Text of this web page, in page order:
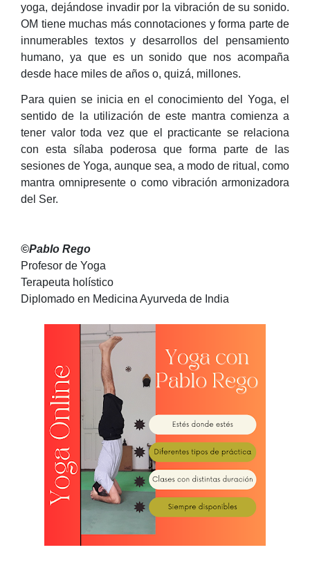
yoga, dejándose invadir por la vibración de su sonido.
OM tiene muchas más connotaciones y forma parte de
innumerables textos y desarrollos del pensamiento
humano, ya que es un sonido que nos acompaña
desde hace miles de años o, quizá, millones.
Para quien se inicia en el conocimiento del Yoga, el
sentido de la utilización de este mantra comienza a
tener valor toda vez que el practicante se relaciona
con esta sílaba poderosa que forma parte de las
sesiones de Yoga, aunque sea, a modo de ritual, como
mantra omnipresente o como vibración armonizadora
del Ser.
©Pablo Rego
Profesor de Yoga
Terapeuta holístico
Diplomado en Medicina Ayurveda de India